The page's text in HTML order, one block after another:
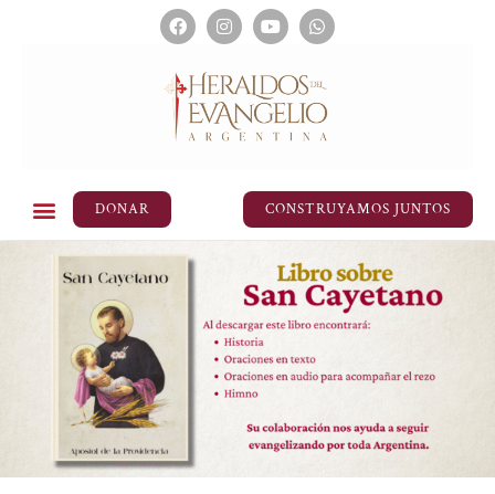
DONAR CONSTRUYAMOS JUNTOS